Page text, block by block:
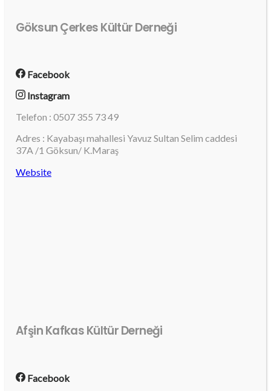
Göksun Çerkes Kültür Derneği
Facebook
Instagram
Telefon : 0507 355 73 49
Adres : Kayabaşı mahallesi Yavuz Sultan Selim caddesi
37A /1 Göksun/ K.Maraş
Website
Afşin Kafkas Kültür Derneği
Facebook